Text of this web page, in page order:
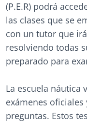
(P.E.R) podrá
las clases que se
con un tutor que
resolviendo todas
preparado para
La escuela náutica
exámenes
preguntas. Estos